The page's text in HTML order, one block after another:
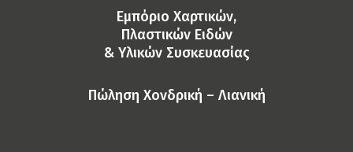
Eμπόριο Χαρτικών,
Πλαστικών Ειδών
& Yλικών Συσκευασίας
Πώληση Χονδρική – Λιανική